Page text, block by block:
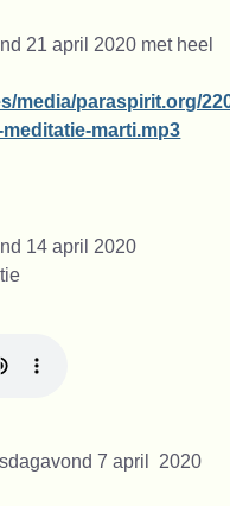
21 april 2020 met heel
media/paraspirit.org/
marti.mp3
14 april 2020
7 april 2020